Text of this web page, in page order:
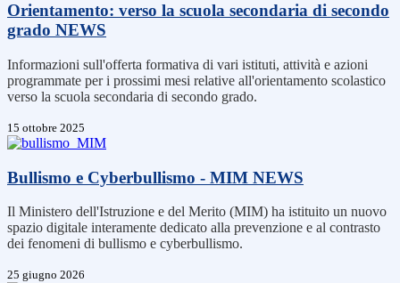
Orientamento: verso la scuola secondaria di secondo
grado NEWS
Informazioni sull'offerta formativa di vari istituti, attività e azioni
programmate per i prossimi mesi relative all'orientamento scolastico
verso la scuola secondaria di secondo grado.
15 ottobre 2025
Bullismo e Cyberbullismo - MIM NEWS
Il Ministero dell'Istruzione e del Merito (MIM) ha istituito un nuovo
spazio digitale interamente dedicato alla prevenzione e al contrasto
dei fenomeni di bullismo e cyberbullismo.
25 giugno 2026